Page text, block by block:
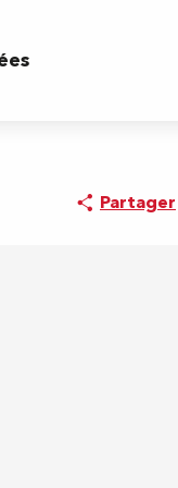
Partager